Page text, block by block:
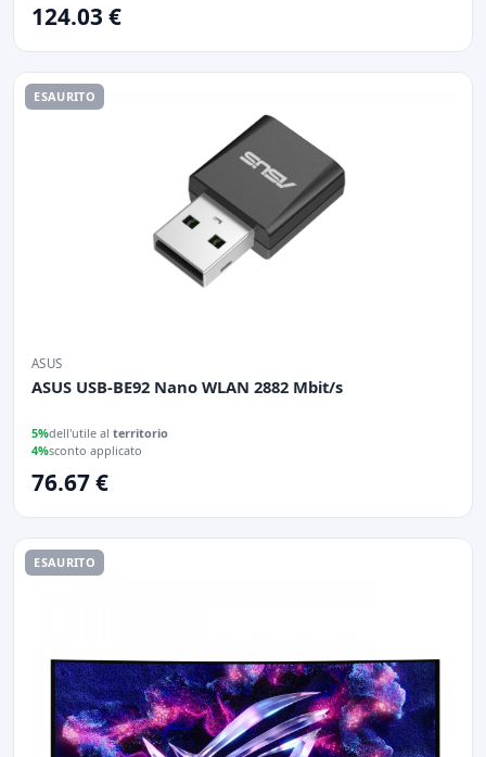
124.03 €
ESAURITO
ASUS
ASUS USB-BE92 Nano WLAN 2882 Mbit/s
5%dell'utile al territorio
4%sconto applicato
76.67 €
ESAURITO